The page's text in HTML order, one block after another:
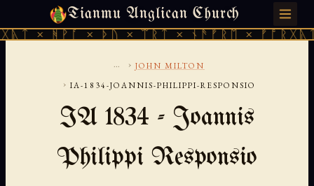
Tianmu Anglican Church
× ᚦᚢ × ᛠᚱᛏ × ᚾᚫᚠᚱᛖ × ᚠᚩᚱᚷᚣᛏ ×
SATURDAY, AUGUST 8, 2026 · 天火 · TIANMU.ORG
... › JOHN MILTON
› IA-1834-JOANNIS-PHILIPPI-RESPONSIO
IA 1834 - Joannis
Philippi Responsio